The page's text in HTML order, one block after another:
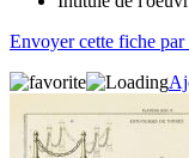
Envoyer cette fiche par